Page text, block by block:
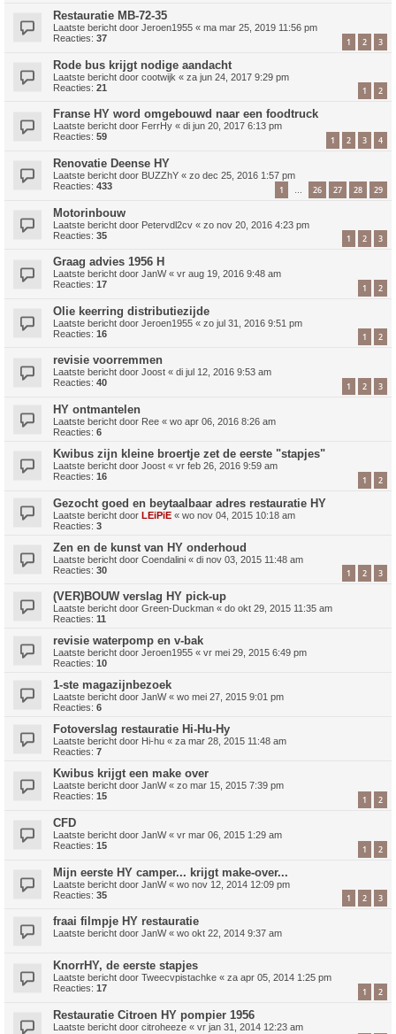
Restauratie MB-72-35
Laatste bericht door Jeroen1955 « ma mar 25, 2019 11:56 pm
Reacties: 37 1 2 3
Rode bus krijgt nodige aandacht
Laatste bericht door cootwijk « za jun 24, 2017 9:29 pm
Reacties: 21 1 2
Franse HY word omgebouwd naar een foodtruck
Laatste bericht door FerrHy « di jun 20, 2017 6:13 pm
Reacties: 59 1 2 3 4
Renovatie Deense HY
Laatste bericht door BUZZhY « zo dec 25, 2016 1:57 pm
Reacties: 433 1 … 26 27 28 29
Motorinbouw
Laatste bericht door Petervdl2cv « zo nov 20, 2016 4:23 pm
Reacties: 35 1 2 3
Graag advies 1956 H
Laatste bericht door JanW« vr aug 19, 2016 9:48 am
Reacties: 17 1 2
Olie keerring distributiezijde
Laatste bericht door Jeroen1955 « zo jul 31, 2016 9:51 pm
Reacties: 16 1 2
revisie voorremmen
Laatste bericht door Joost « di jul 12, 2016 9:53 am
Reacties: 40 1 2 3
HY ontmantelen
Laatste bericht door Ree « wo apr 06, 2016 8:26 am
Reacties: 6
Kwibus zijn kleine broertje zet de eerste "stapjes"
Laatste bericht door Joost « vr feb 26, 2016 9:59 am
Reacties: 16 1 2
Gezocht goed en beytaalbaar adres restauratie HY
Laatste bericht door LEiPiE « wo nov 04, 2015 10:18 am
Reacties: 3
Zen en de kunst van HY onderhoud
Laatste bericht door Coendalini « di nov 03, 2015 11:48 am
Reacties: 30 1 2 3
(VER)BOUW verslag HY pick-up
Laatste bericht door Green-Duckman « do okt 29, 2015 11:35 am
Reacties: 11
revisie waterpomp en v-bak
Laatste bericht door Jeroen1955 « vr mei 29, 2015 6:49 pm
Reacties: 10
1-ste magazijnbezoek
Laatste bericht door JanW« wo mei 27, 2015 9:01 pm
Reacties: 6
Fotoverslag restauratie Hi-Hu-Hy
Laatste bericht door Hi-hu « za mar 28, 2015 11:48 am
Reacties: 7
Kwibus krijgt een make over
Laatste bericht door JanW« zo mar 15, 2015 7:39 pm
Reacties: 15 1 2
CFD
Laatste bericht door JanW« vr mar 06, 2015 1:29 am
Reacties: 15 1 2
Mijn eerste HY camper... krijgt make-over...
Laatste bericht door JanW« wo nov 12, 2014 12:09 pm
Reacties: 35 1 2 3
fraai filmpje HY restauratie
Laatste bericht door JanW« wo okt 22, 2014 9:37 am
KnorrHY, de eerste stapjes
Laatste bericht door Tweecvpistachke « za apr 05, 2014 1:25 pm
Reacties: 17 1 2
Restauratie Citroen HY pompier 1956
Laatste bericht door citroheeze « vr jan 31, 2014 12:23 am